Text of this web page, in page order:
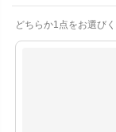
どちらか1点をお選び